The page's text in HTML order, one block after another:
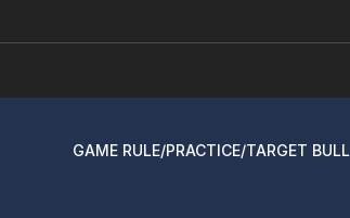
GAME RULE/PRACTICE/TARGET BULL